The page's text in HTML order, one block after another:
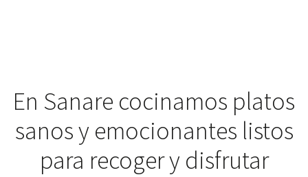
En Sanare cocinamos platos
sanos y emocionantes listos
para recoger y disfrutar